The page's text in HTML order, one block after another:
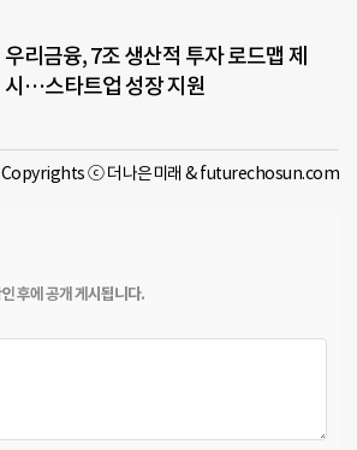
우리금융, 7조 생산적 투자 로드맵 제
시…스타트업 성장 지원
Copyrights ⓒ 더나은미래 & futurechosun.com